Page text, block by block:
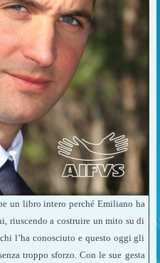
un libro intero perché Emiliano ha
riuscendo a costruire un mito su di
l’ha conosciuto e questo oggi gli
troppo sforzo. Con le sue gesta